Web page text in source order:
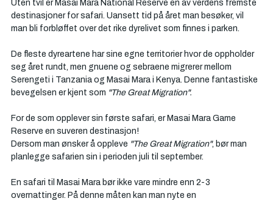
destinasjoner for safari. Uansett tid på året man besøker, vil
man bli forbløffet over det rike dyrelivet som finnes i parken.
De fleste dyreartene har sine egne territorier hvor de oppholder
seg året rundt, men gnuene og sebraene migrerer mellom
Serengeti i Tanzania og Masai Mara i Kenya. Denne fantastiske
bevegelsen er kjent som "The Great Migration".
For de som opplever sin første safari, er Masai Mara Game
Reserve en suveren destinasjon!
Dersom man ønsker å oppleve "The Great Migration", bør man
planlegge safarien sin i perioden juli til september.
En safari til Masai Mara bør ikke vare mindre enn 2-3
overnattinger. På denne måten kan man nyte en